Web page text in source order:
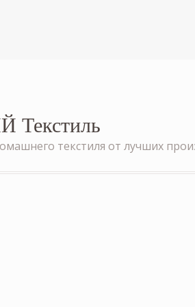
текстиля от лучших